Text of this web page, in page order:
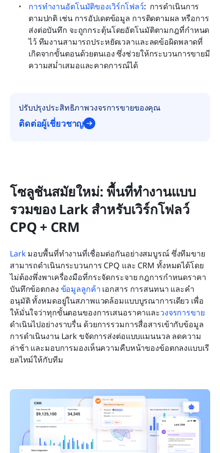
การทำงานอัตโนมัติของเวิร์กโฟลว์: การดำเนินการ
ตามปกติ เช่น การอัปเดตข้อมูล การติดตามผล หรือการ
ส่งต่อบันทึก จะถูกกระตุ้นโดยอัตโนมัติตามกฎที่กำหนด
ไว้ ทีมงานสามารถประหยัดเวลาและลดข้อผิดพลาดที่
เกิดจากขั้นตอนด้วยตนเอง ซึ่งช่วยให้กระบวนการขายมี
ความสม่ำเสมอและคาดการณ์ได้
ปรับปรุงประสิทธิภาพวงจรการขายของคุณ
ติดต่อผู้เชี่ยวชาญ
โซลูชันสมัยใหม่: พื้นที่ทำงานแบบ
รวมของ Lark สำหรับเวิร์กโฟลว์
CPQ + CRM
Lark มอบพื้นที่ทำงานที่เชื่อมต่อกันอย่างสมบูรณ์ ซึ่งทีมขาย
สามารถดำเนินกระบวนการ CPQ และ CRM ทั้งหมดได้โดย
ไม่ต้องพึ่งพาเครื่องมือที่กระจัดกระจาย กฎการกำหนดราคา
บันทึกข้อตกลง ข้อมูลลูกค้า เอกสาร การสนทนา และคำ
อนุมัติ ทั้งหมดอยู่ในสภาพแวดล้อมแบบบูรณาการเดียว เพื่อ
ให้มั่นใจว่าทุกขั้นตอนของการเสนอราคาและวงจรการขาย
ดำเนินไปอย่างราบรื่น ด้วยการรวมการสื่อสารเข้ากับข้อมูล
การดำเนินงาน Lark ขจัดการส่งต่อแบบแมนนวล ลดความ
ล่าช้า และมอบการมองเห็นความคืบหน้าของข้อตกลงแบบเรี
ยลไทม์ให้กับทีม